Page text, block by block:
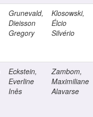
Grunevald,
Dieisson
Gregory
Klosowski,
Élcio
Silvério
Eckstein,
Everline
Inês
Zambom,
Maximiliane
Alavarse